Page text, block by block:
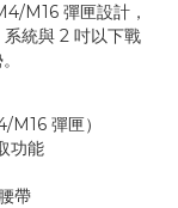
M16 彈匣設計，
統與 2 吋以下戰
彈匣）
功能
帶